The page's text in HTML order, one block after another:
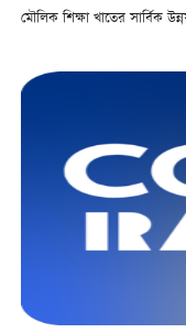
মৌলিক শিক্ষা খাতের সার্বিক